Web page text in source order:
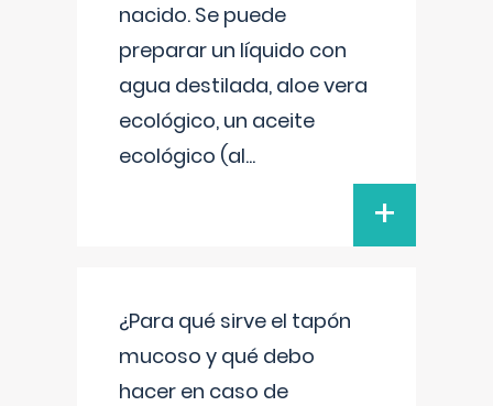
nacido. Se puede
preparar un líquido con
agua destilada, aloe vera
ecológico, un aceite
ecológico (al...
+
¿Para qué sirve el tapón
mucoso y qué debo
hacer en caso de